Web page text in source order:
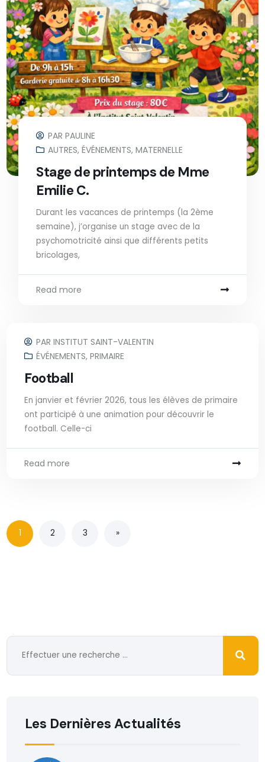
PARPAULINE
AUTRES,ÉVÉNEMENTS,MATERNELLE
Stage de printemps de Mme
Emilie C.
Durant les vacances de printemps (la 2ème
semaine), j’organise un stage avec de la
psychomotricité ainsi que différents petits
bricolages,
Read more
PARINSTITUT SAINT-VALENTIN
ÉVÉNEMENTS,PRIMAIRE
Football
En janvier et février 2026, tous les élèves de primaire
ont participé à une animation pour découvrir le
football. Celle-ci
Read more
1 2 3 »
Les Dernières Actualités